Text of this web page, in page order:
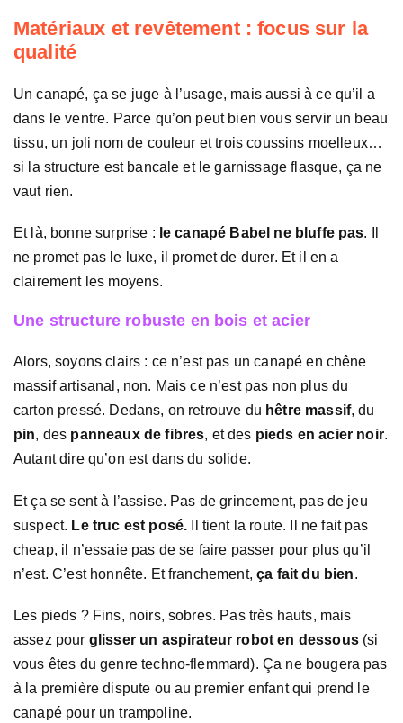
Matériaux et revêtement : focus sur la
qualité
Un canapé, ça se juge à l’usage, mais aussi à ce qu’il a
dans le ventre. Parce qu’on peut bien vous servir un beau
tissu, un joli nom de couleur et trois coussins moelleux…
si la structure est bancale et le garnissage flasque, ça ne
vaut rien.
Et là, bonne surprise : le canapé Babel ne bluffe pas. Il
ne promet pas le luxe, il promet de durer. Et il en a
clairement les moyens.
Une structure robuste en bois et acier
Alors, soyons clairs : ce n’est pas un canapé en chêne
massif artisanal, non. Mais ce n’est pas non plus du
carton pressé. Dedans, on retrouve du hêtre massif, du
pin, des panneaux de fibres, et des pieds en acier noir.
Autant dire qu’on est dans du solide.
Et ça se sent à l’assise. Pas de grincement, pas de jeu
suspect. Le truc est posé. Il tient la route. Il ne fait pas
cheap, il n’essaie pas de se faire passer pour plus qu’il
n’est. C’est honnête. Et franchement,ça fait du bien.
Les pieds ? Fins, noirs, sobres. Pas très hauts, mais
assez pour glisser un aspirateur robot en dessous(si
vous êtes du genre techno-flemmard). Ça ne bougera pas
à la première dispute ou au premier enfant qui prend le
canapé pour un trampoline.